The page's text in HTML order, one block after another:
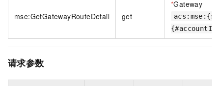
mse:GetGatewayRouteDetail get
*Gateway
请求参数